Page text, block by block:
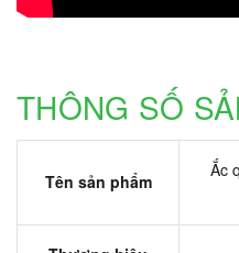
THÔNG SỐ
Tên sản phẩm
Ắc